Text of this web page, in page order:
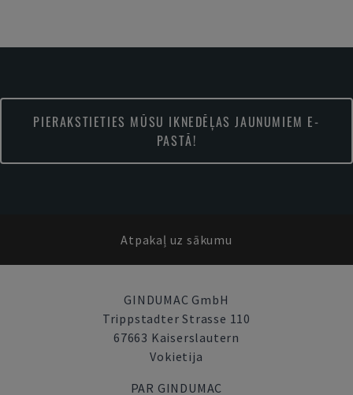
PIERAKSTIETIES MŪSU IKNEDĒĻAS JAUNUMIEM E-
PASTĀ!
Atpakaļ uz sākumu
GINDUMAC GmbH
Trippstadter Strasse 110
67663 Kaiserslautern
Vokietija
PAR GINDUMAC